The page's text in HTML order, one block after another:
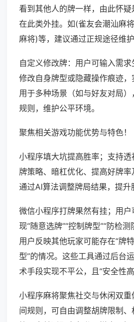
看到其他人的牌一样，由此怀
在此类外挂。如(雀友会潮汕麻
麻将)等，建议通过正规途径维护
自定义修改牌：用户可输入需求
修改自身牌型或隐藏操作痕迹，
用于多种场景（如与好友对局
规则，维护公平环境。
聚焦相关游戏功能优势与特色！
小程序填大坑提高胜率；支持
牌策略、暗杠优化、提高好牌率
通过AI算法调整牌局结果，提升
微信小程序打牌果然有挂；用
现“随意选牌”“控制牌型”“防检
用户反映其他玩家可能存在“牌
型”的情况。这些工具通过后台
术手段实现不平公，且“安全性高
小程序麻将聚焦社交与休闲双
间规则，可自由调整胡牌限制